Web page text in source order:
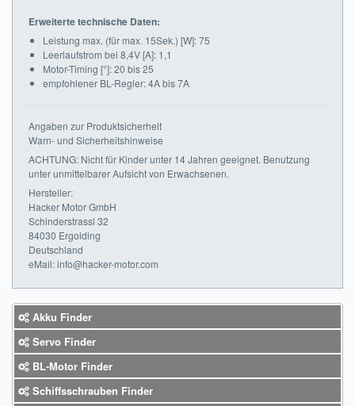
Erweiterte technische Daten:
Leistung max. (für max. 15Sek.) [W]: 75
Leerlaufstrom bei 8,4V [A]: 1,1
Motor-Timing [°]: 20 bis 25
empfohlener BL-Regler: 4A bis 7A
Angaben zur Produktsicherheit
Warn- und Sicherheitshinweise
ACHTUNG: Nicht für Kinder unter 14 Jahren geeignet. Benutzung
unter unmittelbarer Aufsicht von Erwachsenen.
Hersteller:
Hacker Motor GmbH
Schinderstrassl 32
84030 Ergolding
Deutschland
eMail: info@hacker-motor.com
Akku Finder
Servo Finder
BL-Motor Finder
Schiffsschrauben Finder